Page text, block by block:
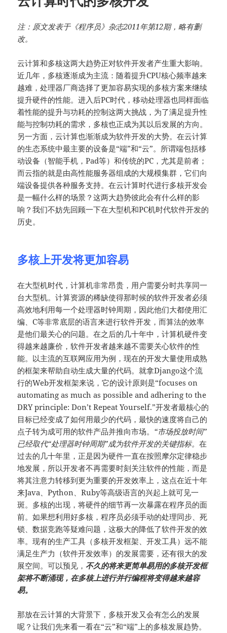
注：原文发表于《程序员》杂志2011年第12期，略有删
改。
云计算和多核这两大趋势正对软件开发者产生重大影响。
近几年，多核逐渐成为主流：随着提升CPU核心频率越来
越难，处理器厂商选择了更加容易实现的多核方案来继续
提升硬件的性能。进入后PC时代，移动处理器也同样面临
着性能的提升与功耗的控制这两大挑战，为了满足提升性
能与控制功耗的需求，多核也正成为其以后发展的方向。
另一方面，云计算也渐渐成为软件开发的大势。在云计算
的生态系统中最主要的设备是“端”和“云”。所谓端包括移
动设备（智能手机，Pad等）和传统的PC，尤其是前者；
而云指的就是由高性能服务器组成的大规模集群，它们向
端设备提供各种服务支持。在云计算时代进行多核开发会
是一幅什么样的场景？这两大趋势彼此会有什么样的影
响？我们不妨先回顾一下在大型机和PC机时代软件开发的
历史。
多核上开发将更加容易
在大型机时代，计算机非常昂贵，用户需要分时共享同一
台大型机。计算资源的稀缺使得那时候的软件开发者必须
高效地利用每一个处理器时钟周期，因此他们大都使用汇
编、C等非常底层的语言来进行软件开发，而算法的效率
是他们最关心的问题。在之后的几十年中，计算机硬件变
得越来越廉价，软件开发者越来越不需要关心软件的性
能。以主流的互联网应用为例，现在的开发大量使用成熟
的框架来帮助自动生成大量的代码。就拿Django这个流
行的Web开发框架来说，它的设计原则是“focuses on
automating as much as possible and adhering to the
DRY principle: Don’t Repeat Yourself.”开发者最核心的
目标已经变成了如何用最少的代码，最快的速度将自己的
点子转为成可用的软件产品并推向市场。 “市场投放时间”
已经取代“处理器时钟周期”成为软件开发的关键指标。在
过去的几十年里，正是因为硬件一直在按照摩尔定律稳步
地发展，所以开发者不再需要时刻关注软件的性能，而是
将其注意力转移到更为重要的开发效率上，这点在近十年
来Java、Python、Ruby等高级语言的兴起上就可见一
斑。多核的出现，将硬件的细节再一次暴露在程序员的面
前。如果想利用好多核，程序员必须手动的处理同步、死
锁、数据竞跑等疑难问题，这极大的降低了软件开发的效
率。现有的生产工具（多核开发框架、开发工具）远不能
满足生产力（软件开发效率）的发展需要，还有很大的发
展空间。可以预见， 不久的将来更简单易用的多核开发框
架将不断涌现，在多核上进行并行编程将变得越来越容
易。
那放在云计算的大背景下，多核开发又会有怎么的发展
呢？让我们先来看一看在“云”和“端”上的多核发展趋势。